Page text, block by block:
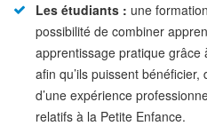
Les étudiants : une
possibilité de combiner
apprentissage pratique
afin qu’ils puissent
d’une expérience
relatifs à la Petite Enfance.